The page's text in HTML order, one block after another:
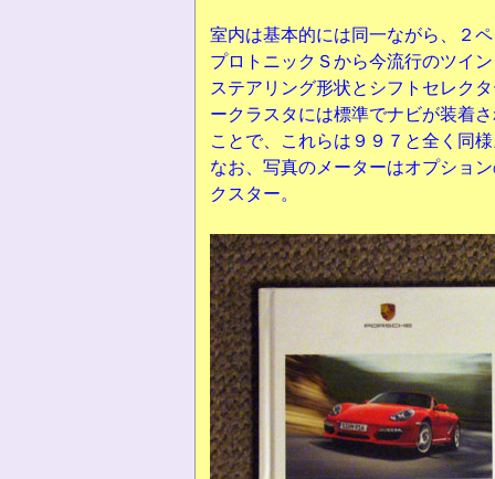
室内は基本的には同一ながら、２
プロトニックＳから今流行のツイ
ステアリング形状とシフトセレク
ークラスタには標準でナビが装着
ことで、これらは９９７と全く同
なお、写真のメーターはオプショ
クスター。